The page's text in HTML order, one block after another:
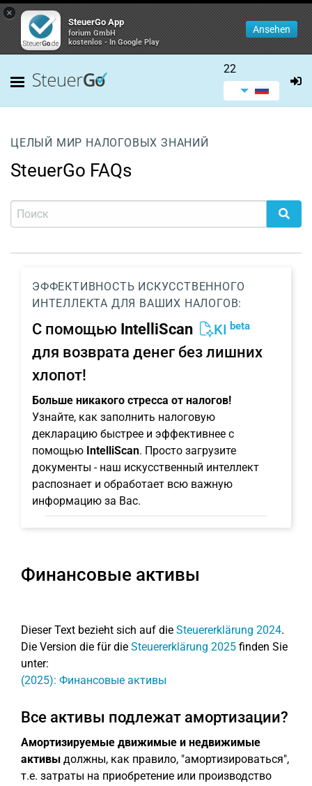
×
SteuerGo App
forium GmbH
kostenlos - In Google Play
Ansehen
22
ЦЕЛЫЙ МИР НАЛОГОВЫХ ЗНАНИЙ
SteuerGo FAQs
ЭФФЕКТИВНОСТЬ ИСКУССТВЕННОГО
ИНТЕЛЛЕКТА ДЛЯ ВАШИХ НАЛОГОВ:
С помощью IntelliScan KI beta
для возврата денег без лишних
хлопот!
Больше никакого стресса от налогов!
Узнайте, как заполнить налоговую
декларацию быстрее и эффективнее с
помощью IntelliScan. Просто загрузите
документы - наш искусственный интеллект
распознает и обработает всю важную
информацию за Вас.
Финансовые активы
Dieser Text bezieht sich auf die Steuererklärung 2024.
Die Version die für die Steuererklärung 2025 finden Sie
unter:
(2025): Финансовые активы
Все активы подлежат амортизации?
Амортизируемые движимые и недвижимые
активы должны, как правило, "амортизироваться",
т.е. затраты на приобретение или производство